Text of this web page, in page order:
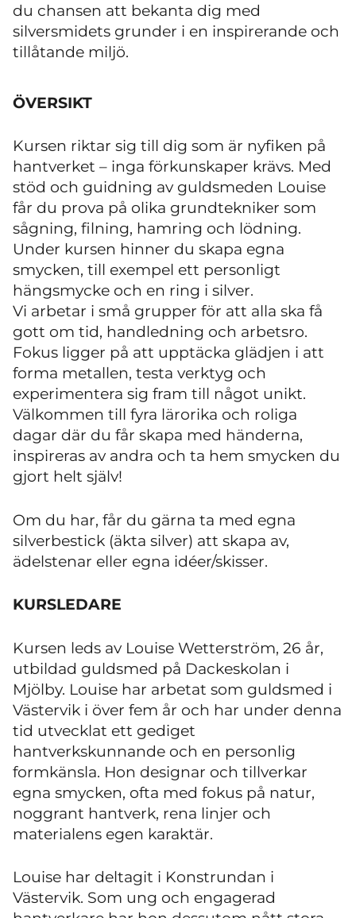
du chansen att bekanta dig med
silversmidets grunder i en inspirerande och
tillåtande miljö.
ÖVERSIKT
Kursen riktar sig till dig som är nyfiken på
hantverket – inga förkunskaper krävs. Med
stöd och guidning av guldsmeden Louise
får du prova på olika grundtekniker som
sågning, filning, hamring och lödning.
Under kursen hinner du skapa egna
smycken, till exempel ett personligt
hängsmycke och en ring i silver.
Vi arbetar i små grupper för att alla ska få
gott om tid, handledning och arbetsro.
Fokus ligger på att upptäcka glädjen i att
forma metallen, testa verktyg och
experimentera sig fram till något unikt.
Välkommen till fyra lärorika och roliga
dagar där du får skapa med händerna,
inspireras av andra och ta hem smycken du
gjort helt själv!
Om du har, får du gärna ta med egna
silverbestick (äkta silver) att skapa av,
ädelstenar eller egna idéer/skisser.
KURSLEDARE
Kursen leds av Louise Wetterström, 26 år,
utbildad guldsmed på Dackeskolan i
Mjölby. Louise har arbetat som guldsmed i
Västervik i över fem år och har under denna
tid utvecklat ett gediget
hantverkskunnande och en personlig
formkänsla. Hon designar och tillverkar
egna smycken, ofta med fokus på natur,
noggrant hantverk, rena linjer och
materialens egen karaktär.
Louise har deltagit i Konstrundan i
Västervik. Som ung och engagerad